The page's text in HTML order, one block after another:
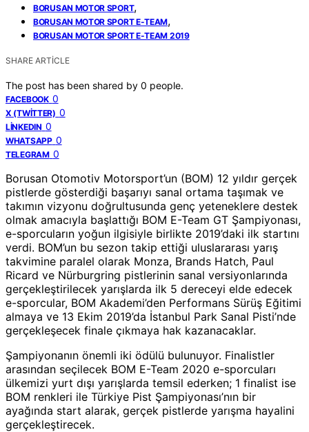
BORUSAN MOTOR SPORT,
BORUSAN MOTOR SPORT E-TEAM,
BORUSAN MOTOR SPORT E-TEAM 2019
SHARE ARTICLE
The post has been shared by 0 people.
FACEBOOK 0
X (TWITTER) 0
LINKEDIN 0
WHATSAPP 0
TELEGRAM 0
Borusan Otomotiv Motorsport’un (BOM) 12 yıldır gerçek
pistlerde gösterdiği başarıyı sanal ortama taşımak ve
takımın vizyonu doğrultusunda genç yeteneklere destek
olmak amacıyla başlattığı BOM E-Team GT Şampiyonası,
e-sporcuların yoğun ilgisiyle birlikte 2019’daki ilk startını
verdi. BOM’un bu sezon takip ettiği uluslararası yarış
takvimine paralel olarak Monza, Brands Hatch, Paul
Ricard ve Nürburgring pistlerinin sanal versiyonlarında
gerçekleştirilecek yarışlarda ilk 5 dereceyi elde edecek
e-sporcular, BOM Akademi’den Performans Sürüş Eğitimi
almaya ve 13 Ekim 2019’da İstanbul Park Sanal Pisti’nde
gerçekleşecek finale çıkmaya hak kazanacaklar.
Şampiyonanın önemli iki ödülü bulunuyor. Finalistler
arasından seçilecek BOM E-Team 2020 e-sporcuları
ülkemizi yurt dışı yarışlarda temsil ederken; 1 finalist ise
BOM renkleri ile Türkiye Pist Şampiyonası’nın bir
ayağında start alarak, gerçek pistlerde yarışma hayalini
gerçekleştirecek.